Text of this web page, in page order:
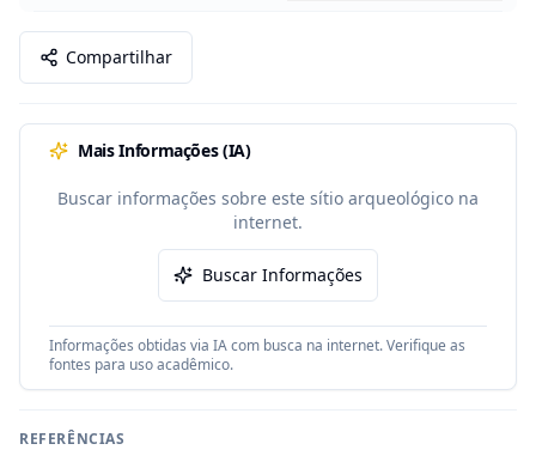
Compartilhar
Mais Informações (IA)
Buscar informações sobre este sítio arqueológico na
internet.
Buscar Informações
Informações obtidas via IA com busca na internet. Verifique as
fontes para uso acadêmico.
REFERÊNCIAS